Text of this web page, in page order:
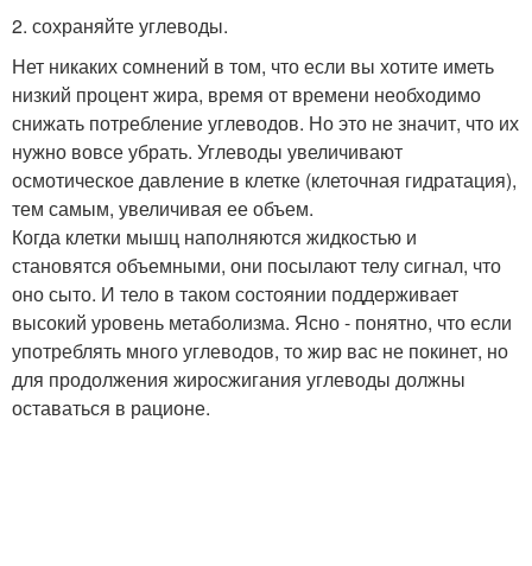
2. сохраняйте углеводы.
Нет никаких сомнений в том, что если вы хотите иметь
низкий процент жира, время от времени необходимо
снижать потребление углеводов. Но это не значит, что их
нужно вовсе убрать. Углеводы увеличивают
осмотическое давление в клетке (клеточная гидратация),
тем самым, увеличивая ее объем.
Когда клетки мышц наполняются жидкостью и
становятся объемными, они посылают телу сигнал, что
оно сыто. И тело в таком состоянии поддерживает
высокий уровень метаболизма. Ясно - понятно, что если
употреблять много углеводов, то жир вас не покинет, но
для продолжения жиросжигания углеводы должны
оставаться в рационе.